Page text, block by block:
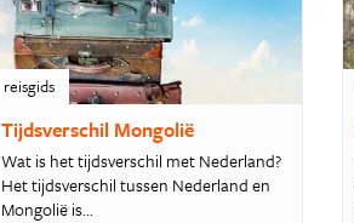
reisgids
Tijdsverschil Mongolië
Wat is het tijdsverschil met Nederland?
Het tijdsverschil tussen Nederland en
Mongolië is...